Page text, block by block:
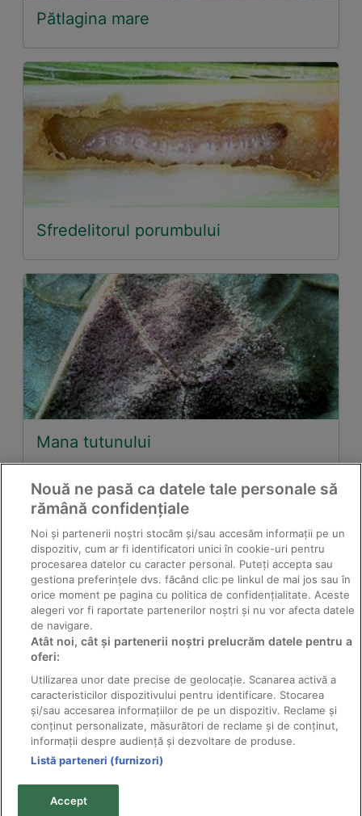
Pătlagina mare
Sfredelitorul porumbului
Mana tutunului
Pătarea roșie
© 2011-2026 Solarex - distribuitor pesticide producător;
toate drepturile rezervate.
Textele şi fotografiile sunt proprietatea titularilor de
Nouă ne pasă ca datele tale personale să
rămână confidențiale
Noi și partenerii noștri stocăm și/sau accesăm informații pe un
dispozitiv, cum ar fi identificatori unici în cookie-uri pentru
procesarea datelor cu caracter personal. Puteți accepta sau
gestiona preferințele dvs. făcând clic pe linkul de mai jos sau în
orice moment pe pagina cu politica de confidențialitate. Aceste
alegeri vor fi raportate partenerilor noștri și nu vor afecta datele
de navigare.
Atât noi, cât și partenerii noștri prelucrăm datele pentru a
oferi:
Utilizarea unor date precise de geolocație. Scanarea activă a
caracteristicilor dispozitivului pentru identificare. Stocarea
și/sau accesarea informațiilor de pe un dispozitiv. Reclame și
conținut personalizate, măsurători de reclame și de conținut,
informații despre audiență și dezvoltare de produse.
Listă parteneri (furnizori)
Accept